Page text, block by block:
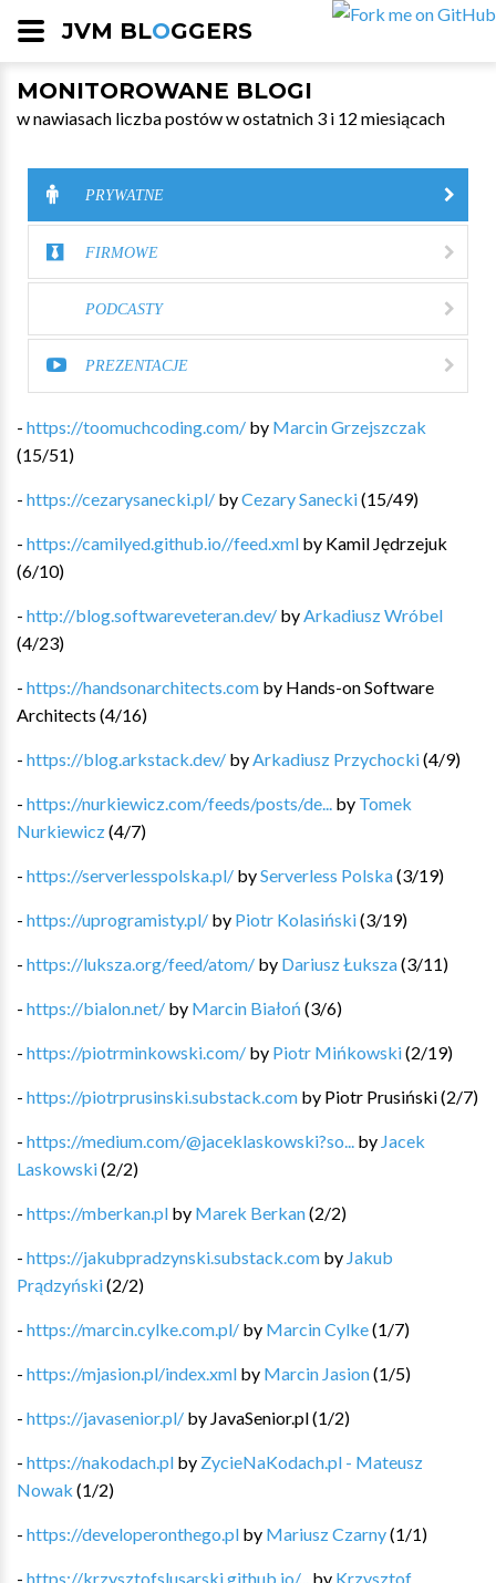
JVM BLOGGERS
MONITOROWANE BLOGI
w nawiasach liczba postów w ostatnich 3 i 12 miesiącach
PRYWATNE
FIRMOWE
PODCASTY
PREZENTACJE
- https://toomuchcoding.com/ by Marcin Grzejszczak
(15/51)
- https://cezarysanecki.pl/ byCezary Sanecki(15/49)
- https://camilyed.github.io//feed.xml by Kamil Jędrzejuk
(6/10)
- http://blog.softwareveteran.dev/ by Arkadiusz Wróbel
(4/23)
- https://handsonarchitects.com by Hands-on Software
Architects (4/16)
- https://blog.arkstack.dev/ by Arkadiusz Przychocki(4/9)
- https://nurkiewicz.com/feeds/posts/de... by Tomek
Nurkiewicz(4/7)
- https://serverlesspolska.pl/ byServerless Polska(3/19)
- https://uprogramisty.pl/ by Piotr Kolasiński(3/19)
- https://luksza.org/feed/atom/ by Dariusz Łuksza(3/11)
- https://bialon.net/ by Marcin Białoń (3/6)
- https://piotrminkowski.com/ by Piotr Mińkowski(2/19)
- https://piotrprusinski.substack.com by Piotr Prusiński(2/7)
- https://medium.com/@jaceklaskowski?so... by Jacek
Laskowski(2/2)
- https://mberkan.pl by Marek Berkan(2/2)
- https://jakubpradzynski.substack.com by Jakub
Prądzyński(2/2)
- https://marcin.cylke.com.pl/ by Marcin Cylke(1/7)
- https://mjasion.pl/index.xml by Marcin Jasion(1/5)
- https://javasenior.pl/ by JavaSenior.pl(1/2)
- https://nakodach.pl by ZycieNaKodach.pl - Mateusz
Nowak (1/2)
- https://developeronthego.pl by Mariusz Czarny(1/1)
- https://krzysztofslusarski.github.io/... by Krzysztof